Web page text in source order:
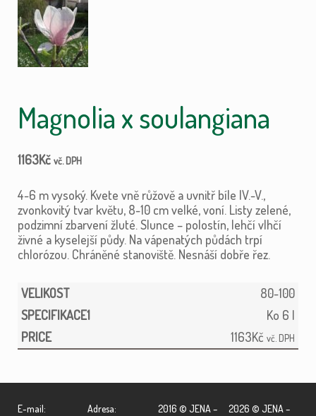
Magnolia x soulangiana
1163Kč vč. DPH
4-6 m vysoký. Kvete vně růžově a uvnitř bíle IV.-V.,
zvonkovitý tvar květu, 8-10 cm velké, voní. Listy zelené,
podzimní zbarvení žluté. Slunce – polostín, lehčí vlhčí
živné a kyselejší půdy. Na vápenatých půdách trpí
chlorózou. Chráněné stanoviště. Nesnáší dobře řez.
80-100
Ko 6 l
1163Kč vč. DPH
E-mail: Adresa:
2016 © JENA –
2026 © JENA –